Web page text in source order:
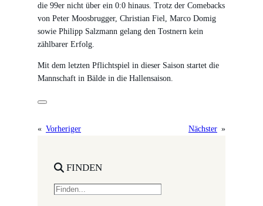
die 99er nicht über ein 0:0 hinaus. Trotz der Comebacks
von Peter Moosbrugger, Christian Fiel, Marco Domig
sowie Philipp Salzmann gelang den Tostnern kein
zählbarer Erfolg.
Mit dem letzten Pflichtspiel in dieser Saison startet die
Mannschaft in Bälde in die Hallensaison.
« Vorheriger Nächster »
FINDEN
S